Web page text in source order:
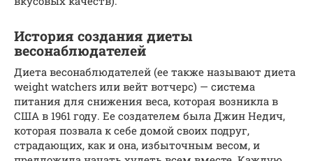
История создания диеты
весонаблюдателей
Диета весонаблюдателей (ее также называют диета
weight watchers или вейт вотчерс) — система
питания для снижения веса, которая возникла в
США в 1961 году. Ее создателем была Джин Недич,
которая позвала к себе домой своих подруг,
страдающих, как и она, избыточным весом, и